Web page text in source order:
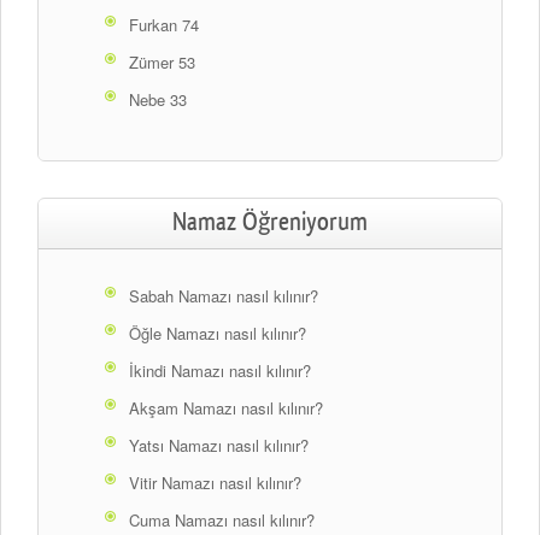
Furkan 74
Zümer 53
Nebe 33
Namaz Öğreniyorum
Sabah Namazı nasıl kılınır?
Öğle Namazı nasıl kılınır?
İkindi Namazı nasıl kılınır?
Akşam Namazı nasıl kılınır?
Yatsı Namazı nasıl kılınır?
Vitir Namazı nasıl kılınır?
Cuma Namazı nasıl kılınır?